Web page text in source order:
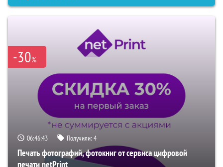
-30%
06:46:42 Получили:4
Печать фотографий, фотокниг от сервиса цифровой
печати netPrint